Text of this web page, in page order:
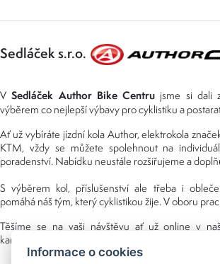
Sedláček s.r.o.
VSedláček Author Bike Centru jsme si dali
výběrem co nejlepší výbavy pro cyklistiku a
Ať už vybíráte jízdní kola Author, elektrokola
KTM, vždy se můžete spolehnout na
poradenství. Nabídku neustále rozšiřujeme a
S výběrem kol, příslušenství ale třeba i
pomáhá náš tým, který cyklistikou žije. V oboru
Těšíme se na vaši návštěvu ať už online v
kamenné prodejně, kterou najdete v NS (nákupní
Informace o cookies